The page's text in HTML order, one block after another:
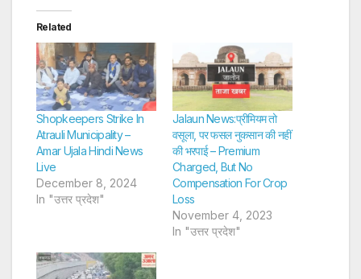
Related
Shopkeepers Strike In
Atrauli Municipality –
Amar Ujala Hindi News
Live
December 8, 2024
In "उत्तर प्रदेश"
Jalaun News:प्रीमियम तो
वसूला, पर फसल नुकसान की नहीं
की भरपाई – Premium
Charged, But No
Compensation For Crop
Loss
November 4, 2023
In "उत्तर प्रदेश"